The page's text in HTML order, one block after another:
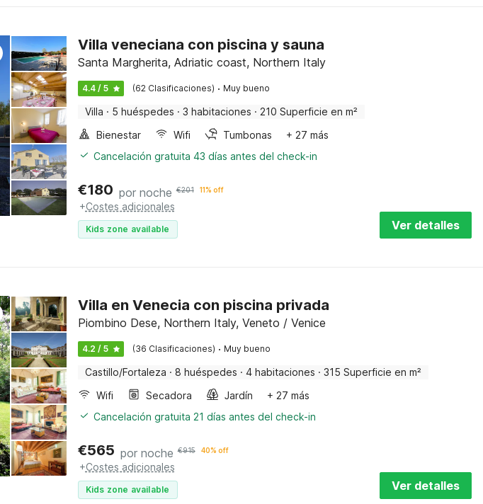
Villa veneciana con piscina y sauna
Santa Margherita, Adriatic coast, Northern Italy
4.4 / 5 (62 Clasificaciones) · Muy bueno
Villa · 5 huéspedes · 3 habitaciones · 210 Superficie en m²
Bienestar
Wifi Tumbonas
+ 27 más
Cancelación gratuita 43 días antes del check-in
€180 por noche €201 11% off
+Costes adicionales
Kids zone available Ver detalles
Villa en Venecia con piscina privada
Piombino Dese, Northern Italy, Veneto / Venice
4.2 / 5 (36 Clasificaciones) · Muy bueno
Castillo/Fortaleza · 8 huéspedes · 4 habitaciones · 315 Superficie en m²
Wifi
Secadora Jardín
+ 27 más
Cancelación gratuita 21 días antes del check-in
€565 por noche €915 40% off
+Costes adicionales
Kids zone available Ver detalles